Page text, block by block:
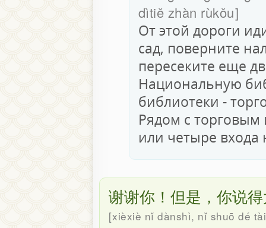
dìtiě zhàn rùkǒu
От этой дороги
сад, поверните
пересеките еще
Национальную
библиотеки -
Рядом с
или четыре
谢谢你！但是，你说
xièxiè nǐ dànshì, nǐ shuō dé